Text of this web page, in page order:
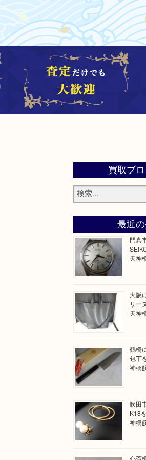
買取ブ
最近
門真
天神
大阪
リー
天神
鶴橋
包丁
神橋
吹田
K18
神橋